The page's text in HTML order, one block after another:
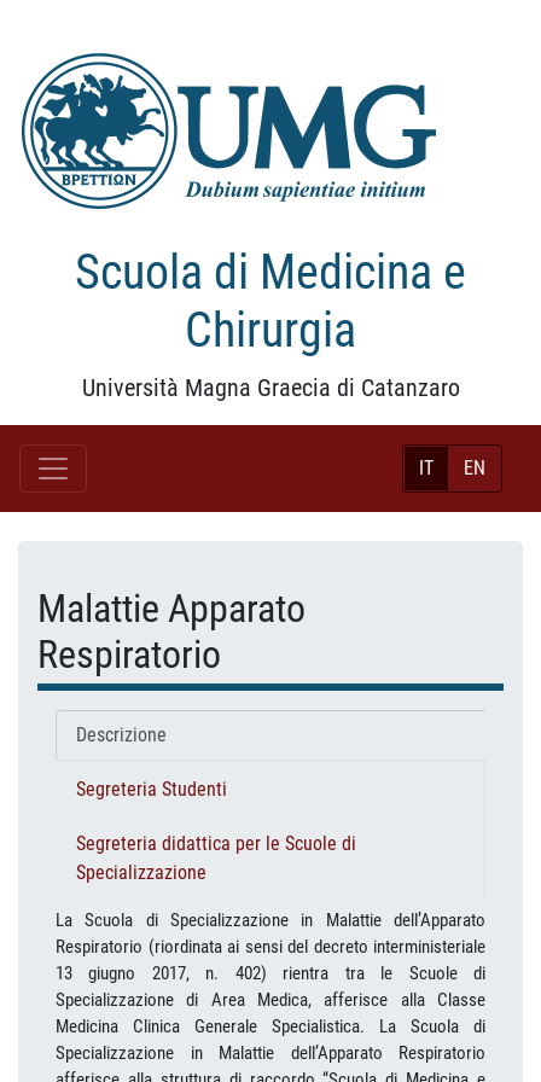
Scuola di Medicina e
Chirurgia
Università Magna Graecia di Catanzaro
IT EN
Malattie Apparato
Respiratorio
Descrizione
Segreteria Studenti
Segreteria didattica per le Scuole di
Specializzazione
La Scuola di Specializzazione in Malattie dell’Apparato
Respiratorio (riordinata ai sensi del decreto interministeriale
13 giugno 2017, n. 402) rientra tra le Scuole di
Specializzazione di Area Medica, afferisce alla Classe
Medicina Clinica Generale Specialistica. La Scuola di
Specializzazione in Malattie dell’Apparato Respiratorio